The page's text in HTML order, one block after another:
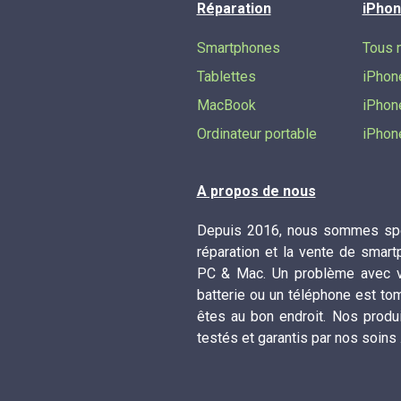
A propos de nous
Depuis 2016, nous sommes
réparation et la vente de
PC & Mac. Un problème avec
batterie ou un téléphone est
êtes au bon endroit. Nos
testés et garantis par nos soins
Réparation
Smartphones
Tablettes
MacBook
Ordinateur portable
Tous